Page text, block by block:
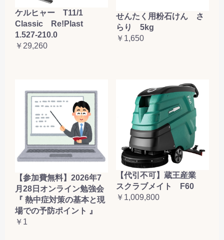
ケルヒャー T11/1
Classic Re!Plast
1.527-210.0
￥29,260
せんたく用粉石けん さ
らり 5kg
￥1,650
【参加費無料】2026年7
月28日オンライン勉強会
『 熱中症対策の基本と現
場での予防ポイント 』
￥1
【代引不可】蔵王産業
スクラブメイト F60
￥1,009,800